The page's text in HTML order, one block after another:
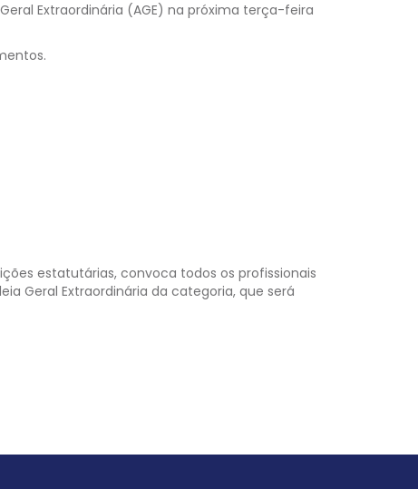
Extraordinária (AGE) na próxima terça-feira
estatutárias, convoca todos os profissionais
Geral Extraordinária da categoria, que será